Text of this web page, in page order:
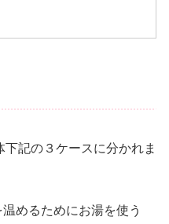
記の３ケースに分かれま
めるためにお湯を使う